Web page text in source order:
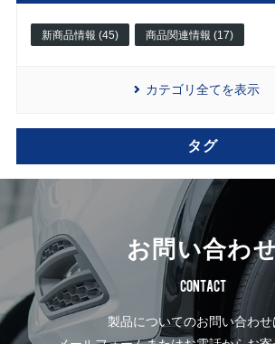
新商品情報 (45) 商品関連情報 (17)
カテゴリ全てを表示
タグ
お問い合わ
CONTACT
製品についてのお問い合わせ